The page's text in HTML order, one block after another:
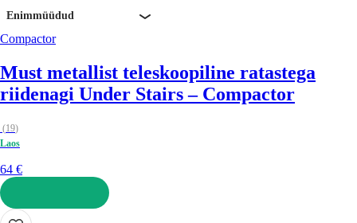
Enimmüüdud
Compactor
Must metallist teleskoopiline ratastega
riidenagi Under Stairs – Compactor
(19)
Laos
64 €
LISA OSTUKORVI